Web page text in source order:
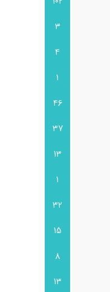
3
4
1
46
37
13
1
32
15
8
13